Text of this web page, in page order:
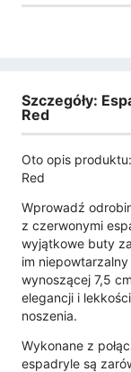
Szczegóły:
Red
Oto opis
Red
Wprowadź
z czerwonymi
wyjątkowe buty
im
wynoszącej 7,5
elegancji i
noszenia.
Wykonane z
espadryle są